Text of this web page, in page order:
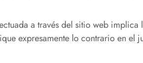
a través del sitio web
expresamente lo contrario en el